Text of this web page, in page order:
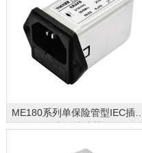
ME180系列单保险管型IEC插座
电源滤波器